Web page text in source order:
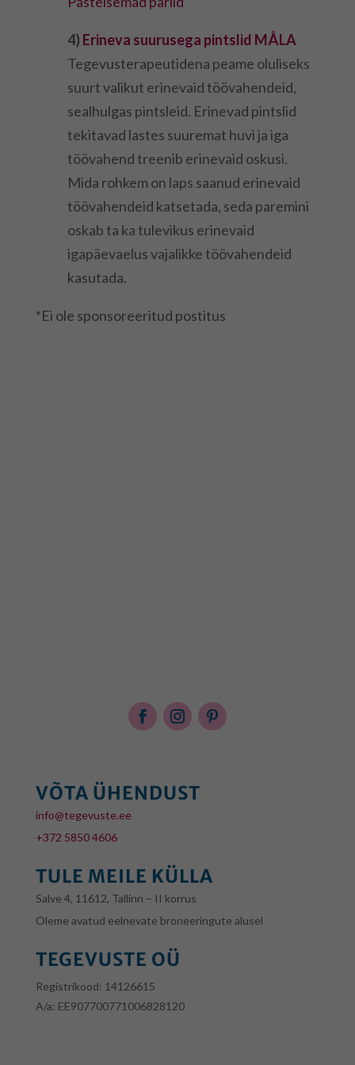
4) Erineva suurusega pintslid MÅLA
Tegevusterapeutidena peame oluliseks
suurt valikut erinevaid töövahendeid,
sealhulgas pintsleid. Erinevad pintslid
tekitavad lastes suuremat huvi ja iga
töövahend treenib erinevaid oskusi.
Mida rohkem on laps saanud erinevaid
töövahendeid katsetada, seda paremini
oskab ta ka tulevikus erinevaid
igapäevaelus vajalikke töövahendeid
kasutada.
*Ei ole sponsoreeritud postitus
VÕTA ÜHENDUST
info@tegevuste.ee
+372 5850 4606
TULE MEILE KÜLLA
Salve 4, 11612, Tallinn – II korrus
Oleme avatud eelnevate broneeringute alusel
TEGEVUSTE OÜ
Registrikood: 14126615
A/a: EE907700771006828120